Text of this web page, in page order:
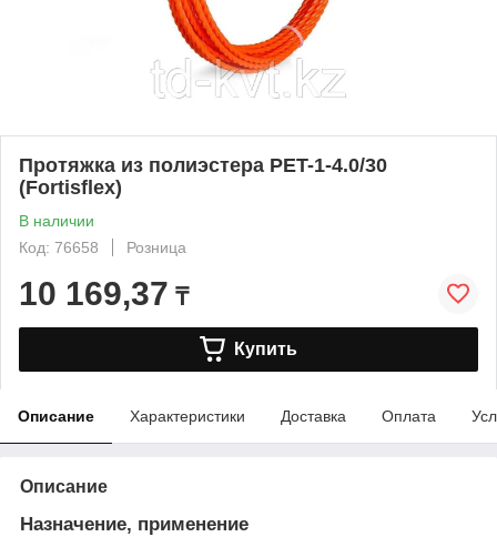
Протяжка из полиэстера PET-1-4.0/30
(Fortisflex)
В наличии
Код: 76658
Розница
10 169,37 ₸
Купить
Описание Характеристики Доставка Оплата
Описание
Назначение, применение